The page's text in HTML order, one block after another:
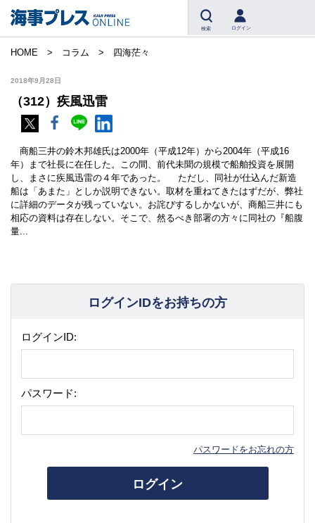
検索 ログイン
HOME コラム 四海茫々
2018年9月28日
（312）疾風迅雷
商船三井の鈴木邦雄氏は2000年（平成12年）から2004年（平成16
年）まで社長に在任した。この間、前代未聞の規模で船舶投資を展開
し、まさに疾風迅雷の４年であった。 ただし、同社が仕込んだ新造
船は「あまた」としか説明できない。取材を重ねてきたはずだが、弊社
に詳細のデータが残っていない。お詫びするしかないが、商船三井にも
相応の資料は存在しない。そこで、然るべき部署の方々に同社の『船腹
量...
ログインIDをお持ちの方
ログインID:
パスワード:
パスワードをお忘れの方
ログイン